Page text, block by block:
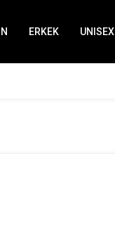
ERKEK UNISEX